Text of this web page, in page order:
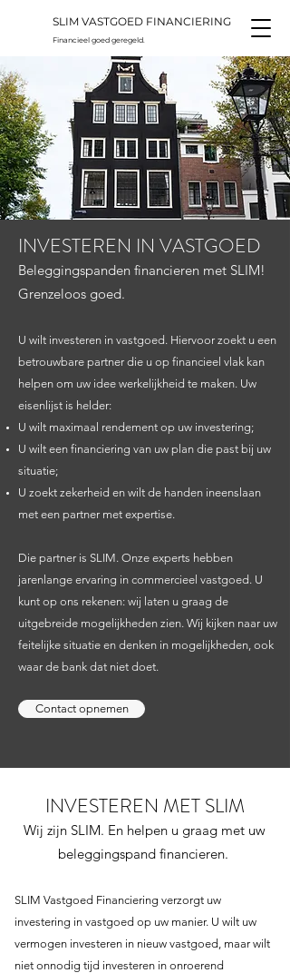
SLIM VASTGOED FINANCIERING
Financieel goed geregeld.
INVESTEREN IN VASTGOED
Beleggingspanden financieren met SLIM!
Grenzeloos goed.
U wilt investeren in vastgoed. Hiervoor zoekt u een
betrouwbare partner die u op financieel vlak kan
helpen om uw idee werkelijkheid te maken. Uw
eisenlijst is helder:
U wilt maximaal rendement op uw investering;
U wilt een financiering van uw plan die past bij uw
situatie;
U zoekt zekerheid en wilt de handen ineenslaan
met een partner met expertise.
Die partner is SLIM. Onze experts hebben
jarenlange ervaring in commercieel vastgoed. U
kunt op ons rekenen: wij laten u graag de
uitgebreide mogelijkheden zien. Wij kijken naar uw
feitelijke situatie en denken in mogelijkheden, ook
waar de bank dat niet doet.
Contact opnemen
INVESTEREN MET SLIM
Wij zijn SLIM. En helpen u graag met uw
beleggingspand financieren.
SLIM Vastgoed Financiering verzorgt uw
investering in vastgoed op uw manier. U wilt uw
vermogen investeren in nieuw vastgoed, maar wilt
niet onnodig tijd investeren in onroerend